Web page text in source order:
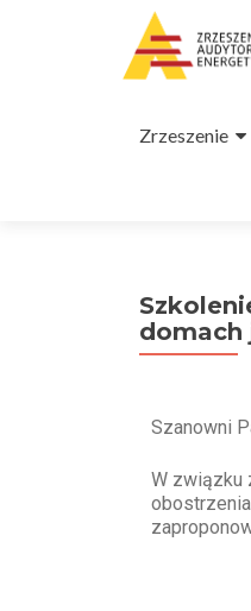
Zrzeszenie
domach
Szanowni
W związku